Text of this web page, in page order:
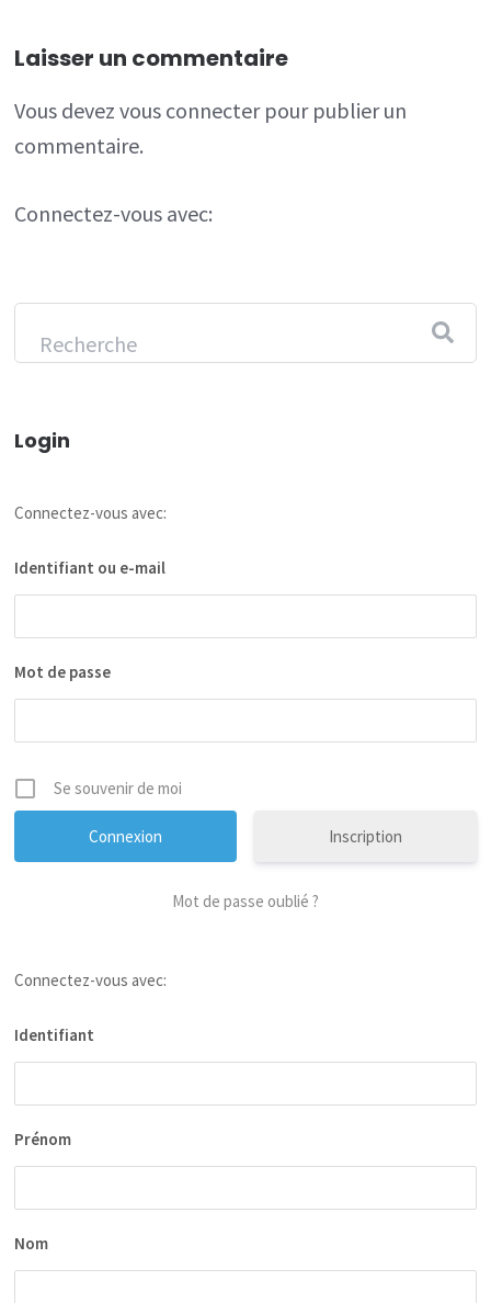
Laisser un commentaire
Vous devezvous connecterpour publier un
commentaire.
Connectez-vous avec:
Login
Connectez-vous avec:
Identifiant ou e-mail
Mot de passe
Se souvenir de moi
Inscription
Mot de passe oublié ?
Connectez-vous avec:
Identifiant
Prénom
Nom